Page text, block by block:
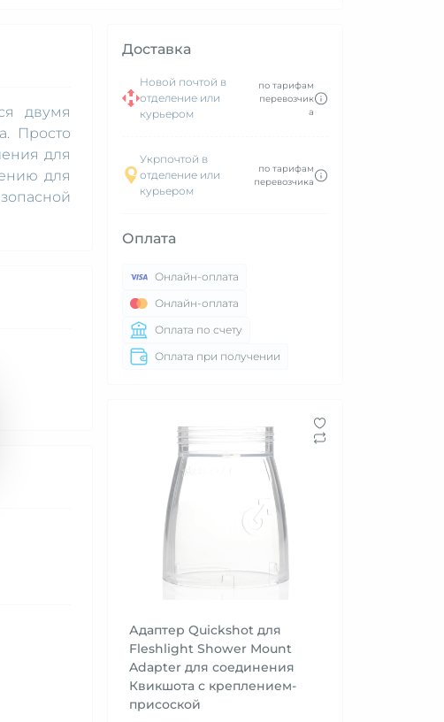
Доставка
Новой почтой в
отделение или
курьером
по тарифам
перевозчик
а
Укрпочтой в
отделение или
курьером
по тарифам
перевозчика
Оплата
Онлайн-оплата
Онлайн-оплата
Оплата по счету
Оплата при получении
Адаптер Quickshot для
Fleshlight Shower Mount
Adapter для соединения
Квикшота с креплением-
присоской
двумя
Просто
для
для